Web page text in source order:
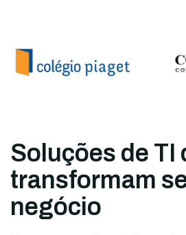
Soluções de TI
transformam
negócio